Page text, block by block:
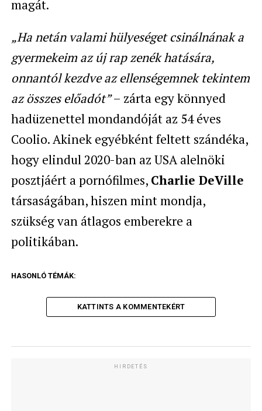
magát.
„Ha netán valami hülyeséget csinálnának a
gyermekeim az új rap zenék hatására,
onnantól kezdve az ellenségemnek tekintem
az összes előadót”– zárta egy könnyed
hadüzenettel mondandóját az 54 éves
Coolio. Akinek egyébként feltett szándéka,
hogy elindul 2020-ban az USA alelnöki
posztjáért a pornófilmes, Charlie DeVille
társaságában, hiszen mint mondja,
szükség van átlagos emberekre a
politikában.
HASONLÓ TÉMÁK:
KATTINTS A KOMMENTEKÉRT
HIRDETÉS